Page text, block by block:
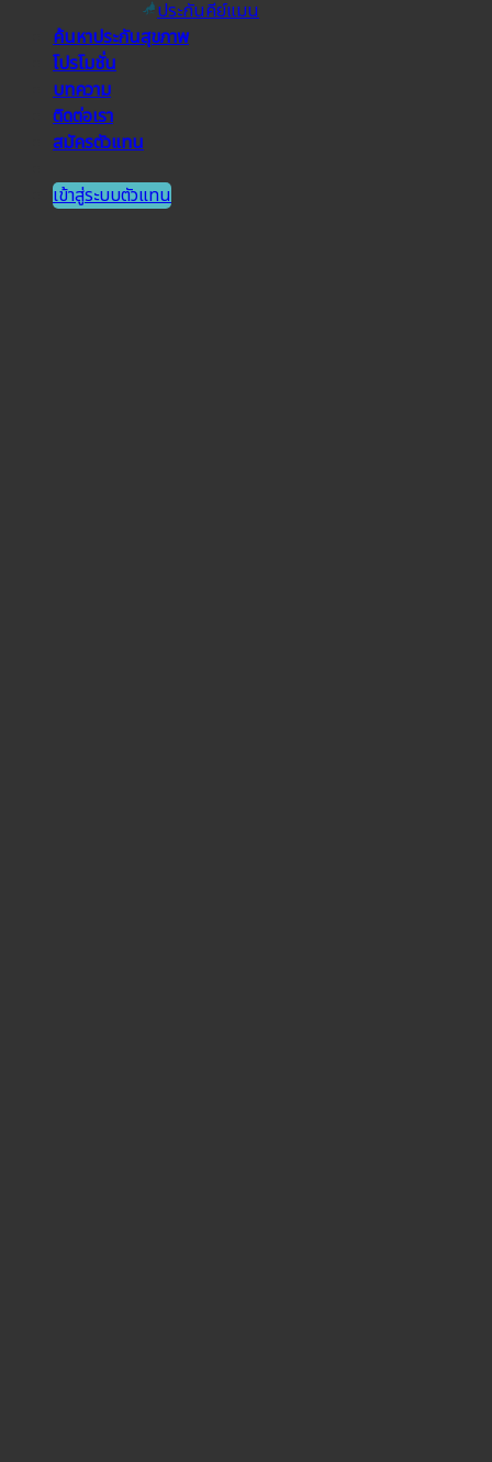
ประกันคีย์แมน
ค้นหาประกันสุขภาพ
โปรโมชั่น
บทความ
ติดต่อเรา
สมัครตัวแทน
เข้าสู่ระบบตัวแทน